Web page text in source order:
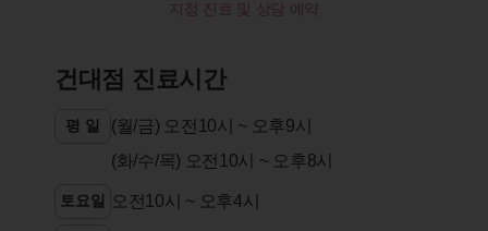
지점 진료 및 상담 예약
건대점 진료시간
평 일
(월/금) 오전10시 ~ 오후9시
(화/수/목) 오전10시 ~ 오후8시
토요일 오전10시 ~ 오후4시